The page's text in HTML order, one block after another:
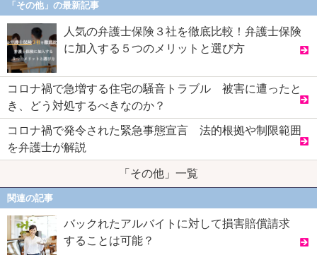
「その他」の最新記事
人気の弁護士保険３社を徹底比較！弁護士保険
に加入する５つのメリットと選び方
コロナ禍で急増する住宅の騒音トラブル 被害に遭ったと
き、どう対処するべきなのか？
コロナ禍で発令された緊急事態宣言 法的根拠や制限範囲
を弁護士が解説
「その他」一覧
関連の記事
バックれたアルバイトに対して損害賠償請求
することは可能？